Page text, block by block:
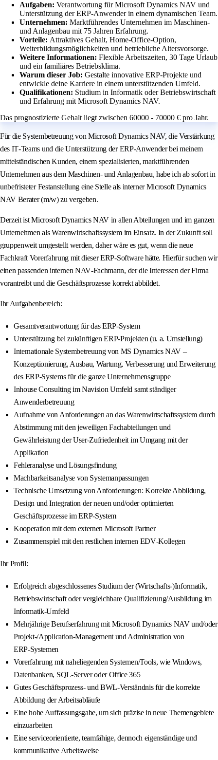
Aufgaben: Verantwortung für Microsoft Dynamics NAV und
Unterstützung der ERP-Anwender in einem dynamischen Team.
Unternehmen: Marktführendes Unternehmen im Maschinen-
und Anlagenbau mit 75 Jahren Erfahrung.
Vorteile: Attraktives Gehalt, Home-Office-Option,
Weiterbildungsmöglichkeiten und betriebliche Altersvorsorge.
Weitere Informationen: Flexible Arbeitszeiten, 30 Tage Urlaub
und ein familiäres Betriebsklima.
Warum dieser Job: Gestalte innovative ERP-Projekte und
entwickle deine Karriere in einem unterstützenden Umfeld.
Qualifikationen: Studium in Informatik oder Betriebswirtschaft
und Erfahrung mit Microsoft Dynamics NAV.
Das prognostizierte Gehalt liegt zwischen 60000 - 70000 € pro Jahr.
Für die Systembetreuung von Microsoft Dynamics NAV, die Verstärkung
des IT‑Teams und die Unterstützung der ERP-Anwender bei meinem
mittelständischen Kunden, einem spezialisierten, marktführenden
Unternehmen aus dem Maschinen- und Anlagenbau, habe ich ab sofort in
unbefristeter Festanstellung eine Stelle als interner Microsoft Dynamics
NAV Berater (m/w) zu vergeben.
Derzeit ist Microsoft Dynamics NAV in allen Abteilungen und im ganzen
Unternehmen als Warenwirtschaftssystem im Einsatz. In der Zukunft soll
gruppenweit umgestellt werden, daher wäre es gut, wenn die neue
Fachkraft Vorerfahrung mit dieser ERP‑Software hätte. Hierfür suchen wir
einen passenden internen NAV‑Fachmann, der die Interessen der Firma
vorantreibt und die Geschäftsprozesse korrekt abbildet.
Ihr Aufgabenbereich:
Gesamtverantwortung für das ERP‑System
Unterstützung bei zukünftigen ERP‑Projekten (u. a. Umstellung)
Internationale Systembetreuung von MS Dynamics NAV –
Konzeptionierung, Ausbau, Wartung, Verbesserung und Erweiterung
des ERP‑Systems für die ganze Unternehmensgruppe
Inhouse Consulting im Navision Umfeld samt ständiger
Anwenderbetreuung
Aufnahme von Anforderungen an das Warenwirtschaftssystem durch
Abstimmung mit den jeweiligen Fachabteilungen und
Gewährleistung der User‑Zufriedenheit im Umgang mit der
Applikation
Fehleranalyse und Lösungsfindung
Machbarkeitsanalyse von Systemanpassungen
Technische Umsetzung von Anforderungen: Korrekte Abbildung,
Design und Integration der neuen und/oder optimierten
Geschäftsprozesse im ERP‑System
Kooperation mit dem externen Microsoft Partner
Zusammenspiel mit den restlichen internen EDV‑Kollegen
Ihr Profil:
Erfolgreich abgeschlossenes Studium der (Wirtschafts‑)Informatik,
Betriebswirtschaft oder vergleichbare Qualifizierung/Ausbildung im
Informatik‑Umfeld
Mehrjährige Berufserfahrung mit Microsoft Dynamics NAV und/oder
Projekt‑/Application‑Management und Administration von
ERP‑Systemen
Vorerfahrung mit naheliegenden Systemen/Tools, wie Windows,
Datenbanken, SQL‑Server oder Office 365
Gutes Geschäftsprozess‑ und BWL‑Verständnis für die korrekte
Abbildung der Arbeitsabläufe
Eine hohe Auffassungsgabe, um sich präzise in neue Themengebiete
einzuarbeiten
Eine serviceorientierte, teamfähige, dennoch eigenständige und
kommunikative Arbeitsweise